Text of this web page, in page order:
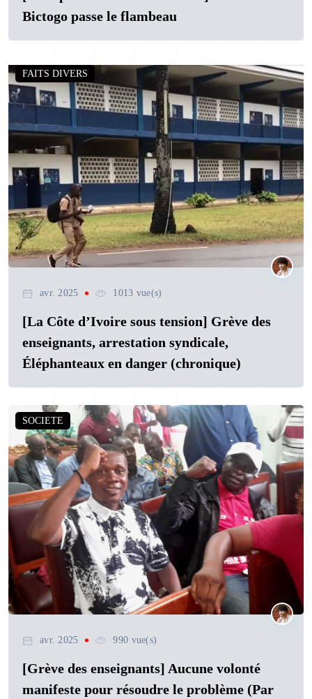
Bictogo passe le flambeau
FAITS DIVERS
avr. 2025 1013 vue(s)
[La Côte d’Ivoire sous tension] Grève des
enseignants, arrestation syndicale,
Éléphanteaux en danger (chronique)
SOCIETE
avr. 2025 990 vue(s)
[Grève des enseignants] Aucune volonté
manifeste pour résoudre le problème (Par